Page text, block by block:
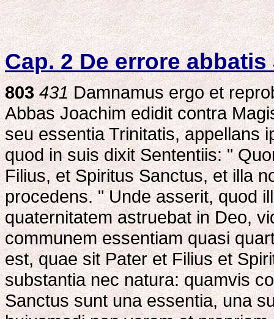
Cap. 2 De errore
803 431Damnamus ergo et
Abbas Joachim edidit contra
seu essentia Trinitatis, appellans
quod in suis dixit Sententiis: "
Filius, et Spiritus Sanctus, et illa
procedens. " Unde asserit, quod
quaternitatem astruebat in Deo,
communem essentiam quasi
est, quae sit Pater et Filius et
substantia nec natura: quamvis
Sanctus sunt una essentia, una